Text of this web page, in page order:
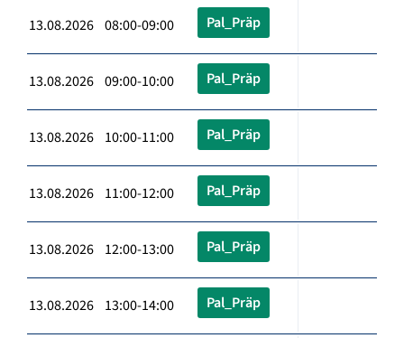
13.08.2026 08:00-09:00 Pal_Präp
13.08.2026 09:00-10:00 Pal_Präp
13.08.2026 10:00-11:00 Pal_Präp
13.08.2026 11:00-12:00 Pal_Präp
13.08.2026 12:00-13:00 Pal_Präp
13.08.2026 13:00-14:00 Pal_Präp